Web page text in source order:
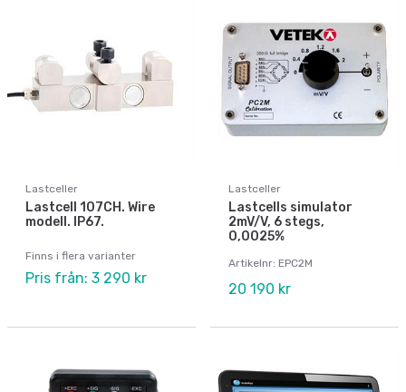
Lastceller
Lastcell 107CH. Wire
modell. IP67.
Finns i flera varianter
Pris från: 3 290 kr
Lastceller
Lastcells simulator
2mV/V, 6 stegs,
0,0025%
Artikelnr: EPC2M
20 190 kr